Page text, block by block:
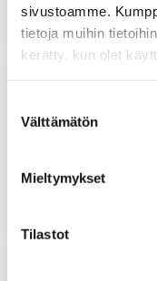
sivustoamme.
tietoja muihin
kerätty, kun olet
valinta
Välttämätön
Mieltymykset
Tilastot
JATKUVA HAKU